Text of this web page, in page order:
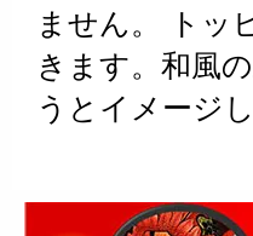
ません。 トッ
きます。和風
うとイメージ